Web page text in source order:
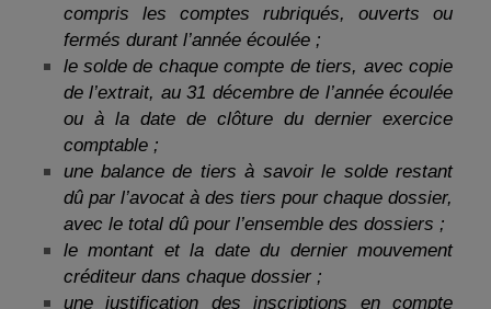
compris les comptes rubriqués, ouverts ou
fermés durant l’année écoulée ;
le solde de chaque compte de tiers, avec copie
de l’extrait, au 31 décembre de l’année écoulée
ou à la date de clôture du dernier exercice
comptable ;
une balance de tiers à savoir le solde restant
dû par l’avocat à des tiers pour chaque dossier,
avec le total dû pour l’ensemble des dossiers ;
le montant et la date du dernier mouvement
créditeur dans chaque dossier ;
une justification des inscriptions en compte